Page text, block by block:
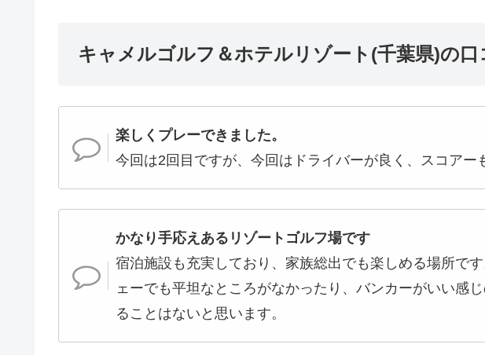
キャメルゴルフ＆ホテルリゾート(千葉県)の口
楽しくプレーできました。
今回は2回目ですが、今回はドライバーが良く、スコアー
かなり手応えあるリゾートゴルフ場です
宿泊施設も充実しており、家族総出でも楽しめる場所で
ェーでも平坦なところがなかったり、バンカーがいい感
ることはないと思います。